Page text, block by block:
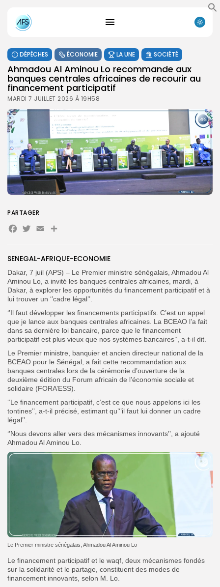
for:
DÉPÊCHES ÉCONOMIE LA UNE SOCIÉTÉ
Ahmadou Al Aminou Lo recommande aux
banques centrales africaines de recourir au
financement participatif
MARDI 7 JUILLET 2026 À 19H58
SENEGAL-AFRIQUE-ECONOMIE
Dakar, 7 juil (APS) – Le Premier ministre sénégalais, Ahmadou Al
Aminou Lo, a invité les banques centrales africaines, mardi, à
Dakar, à explorer les opportunités du financement participatif et à
lui trouver un ‘’cadre légal’’.
‘’Il faut développer les financements participatifs. C’est un appel
que je lance aux banques centrales africaines. La BCEAO l’a fait
dans sa dernière loi bancaire, parce que le financement
participatif est plus vieux que nos systèmes bancaires’’, a-t-il dit.
Le Premier ministre, banquier et ancien directeur national de la
BCEAO pour le Sénégal, a fait cette recommandation aux
banques centrales lors de la cérémonie d’ouverture de la
deuxième édition du Forum africain de l’économie sociale et
solidaire (FORA’ESS).
‘’Le financement participatif, c’est ce que nous appelons ici les
tontines’’, a-t-il précisé, estimant qu’‘’il faut lui donner un cadre
légal’’.
‘’Nous devons aller vers des mécanismes innovants’’, a ajouté
Ahmadou Al Aminou Lo.
Le Premier ministre sénégalais, Ahmadou Al Aminou Lo
Le financement participatif et le waqf, deux mécanismes fondés
sur la solidarité et le partage, constituent des modes de
financement innovants, selon M. Lo.
PARTAGER
Facebook
Twitter
EmailPartager